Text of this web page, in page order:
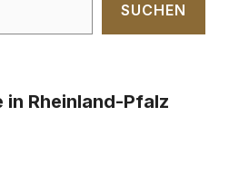
SUCHEN
Rheinland-Pfalz